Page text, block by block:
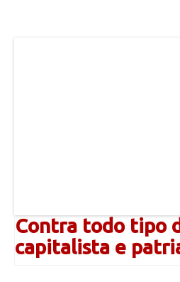
Contra todo tipo
capitalista e